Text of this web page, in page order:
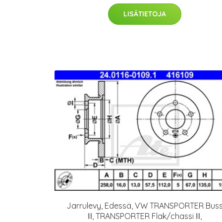
LISÄTIETOJA
Jarrulevy, Edessä, VW TRANSPORTER
III, TRANSPORTER Flak/chassi III,